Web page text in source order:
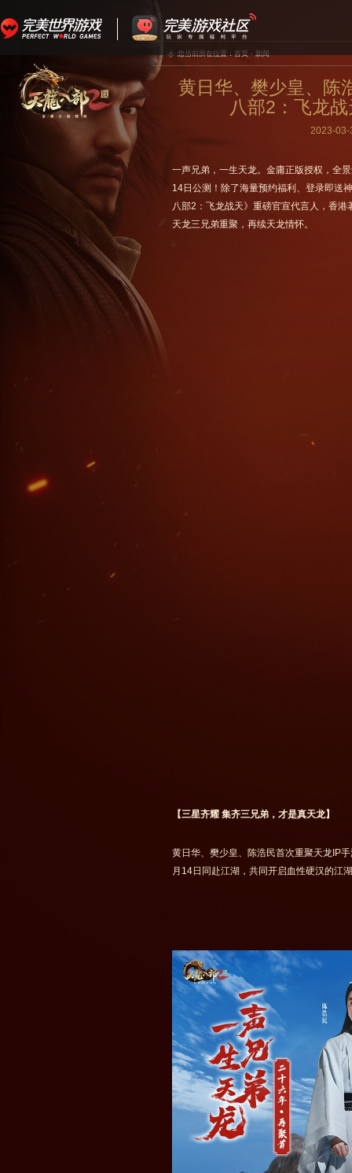
您当前所在位置：首页 - 新闻
黄日华、樊少皇、陈
八部2：飞龙
2023-03-
一声兄弟，一生天龙。金庸正版授权，全
14日公测！除了海量预约福利、登录即送
八部2：飞龙战天》重磅官宣代言人，香港
天龙三兄弟重聚，再续天龙情怀。
【三星齐耀 集齐三兄弟，才是真天龙】
黄日华、樊少皇、陈浩民首次重聚天龙IP
月14日同赴江湖，共同开启血性硬汉的江